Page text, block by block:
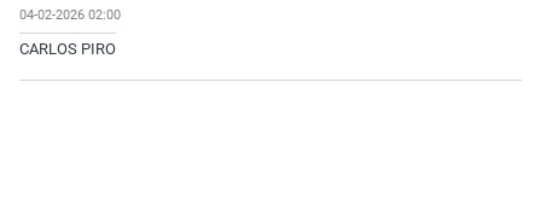
04-02-2026 02:00
CARLOS PIRO